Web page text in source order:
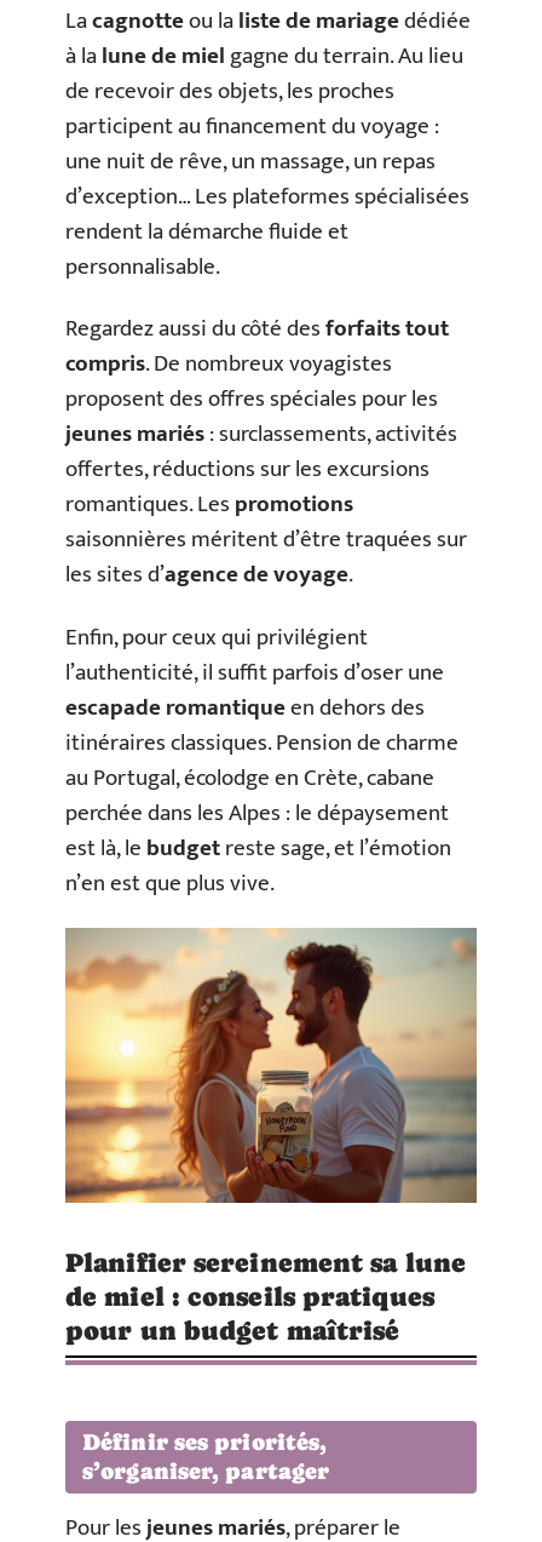
Lacagnotteou laliste de mariagedédiée
à lalune de mielgagne du terrain. Au lieu
de recevoir des objets, les proches
participent au financement du voyage :
une nuit de rêve, un massage, un repas
d’exception… Les plateformes spécialisées
rendent la démarche fluide et
personnalisable.
Regardez aussi du côté desforfaits tout
compris. De nombreux voyagistes
proposent des offres spéciales pour les
jeunes mariés: surclassements, activités
offertes, réductions sur les excursions
romantiques. Lespromotions
saisonnières méritent d’être traquées sur
les sites d’agence de voyage.
Enfin, pour ceux qui privilégient
l’authenticité, il suffit parfois d’oser une
escapade romantiqueen dehors des
itinéraires classiques. Pension de charme
au Portugal, écolodge en Crète, cabane
perchée dans les Alpes : le dépaysement
est là, lebudgetreste sage, et l’émotion
n’en est que plus vive.
Planifier sereinement sa lune
de miel : conseils pratiques
pour un budget maîtrisé
Définir ses priorités,
s’organiser, partager
Pour lesjeunes mariés, préparer le